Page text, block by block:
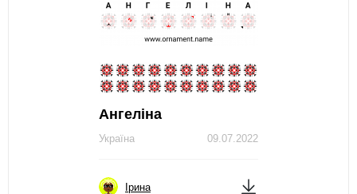
Ангеліна
09.07.2022
Україна
Ірина